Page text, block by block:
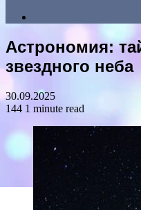
Астрономия:
звездного неба
30.09.2025
144 1 minute read